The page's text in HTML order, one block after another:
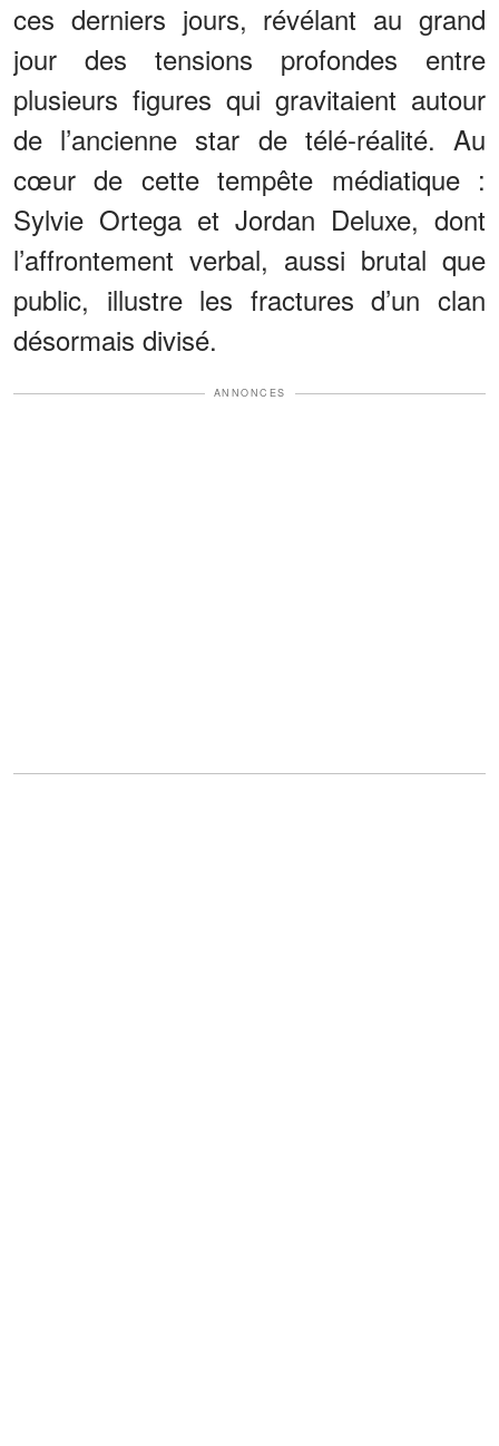
ces derniers jours, révélant au grand
jour des tensions profondes entre
plusieurs figures qui gravitaient autour
de l’ancienne star de télé-réalité. Au
cœur de cette tempête médiatique :
Sylvie Ortega et Jordan Deluxe, dont
l’affrontement verbal, aussi brutal que
public, illustre les fractures d’un clan
désormais divisé.
ANNONCES